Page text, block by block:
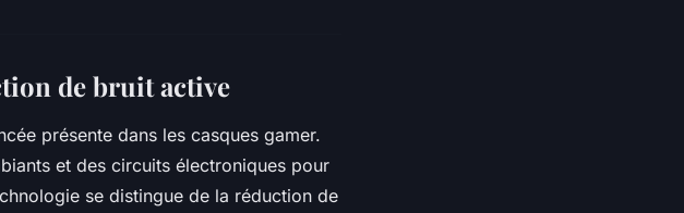
de bruit active
présente dans les casques gamer.
et des circuits électroniques pour
se distingue de la réduction de